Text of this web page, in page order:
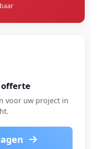
voor uw project in